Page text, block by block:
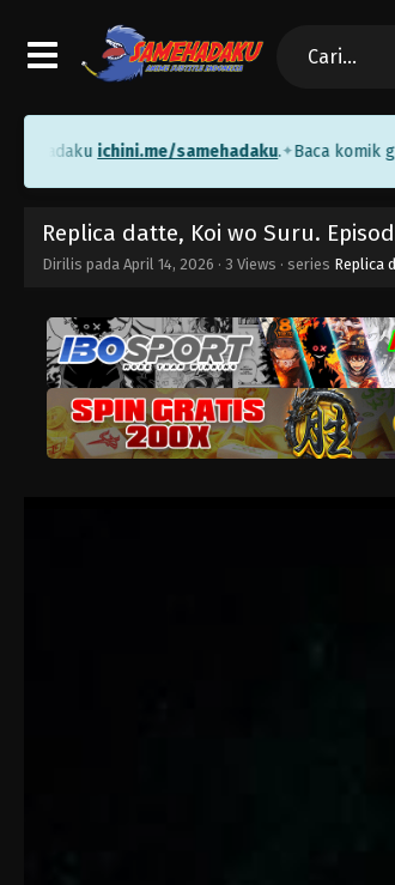
ichini.me/samehadaku.✦ Baca komik gratis
Replica datte, Koi wo Suru.
Dirilis pada April 14, 2026 · 3 Views · series Replica